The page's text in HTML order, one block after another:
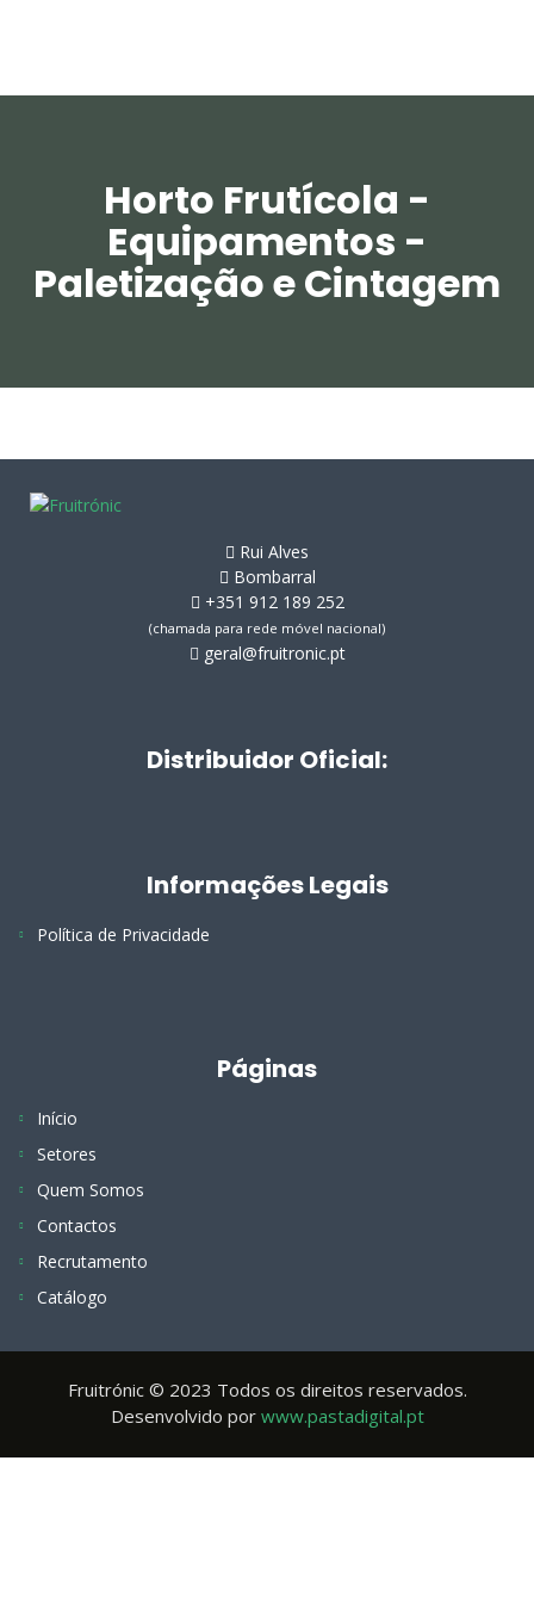
Horto Frutícola -
Equipamentos -
Paletização e Cintagem
Rui Alves
Bombarral
+351 912 189 252
(chamada para rede móvel nacional)
geral@fruitronic.pt
Distribuidor Oficial:
Informações Legais
Política de Privacidade
Páginas
Início
Setores
Quem Somos
Contactos
Recrutamento
Catálogo
Fruitrónic © 2023 Todos os direitos reservados.
Desenvolvido por www.pastadigital.pt